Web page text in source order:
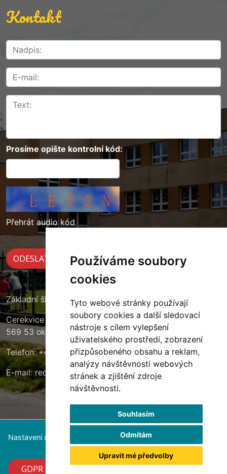
Používáme soubory
cookies
Tyto webové stránky používají
soubory cookies a další sledovací
nástroje s cílem vylepšení
uživatelského prostředí, zobrazení
přizpůsobeného obsahu a reklam,
analýzy návštěvnosti webových
stránek a zjištění zdroje
návštěvnosti.
Souhlasím
Odmítám
Upravit mé předvolby
Kontakt
Prosíme opište kontrolní kód:
Přehrát audio kód
Základní škola Cerekvice nad Loučnou
Cerekvice nad Loučnou 135
569 53 okres Svitavy
Telefon: +420 461 633 140
E-mail:reditel@zscerekvice.cz
Nastavení souborů cookie
GDPR